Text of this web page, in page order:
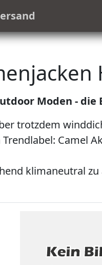
Moden - die
trotzdem
Camel
klimaneutral